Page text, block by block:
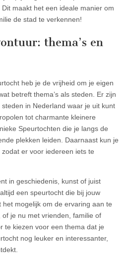
maakt het een ideale manier om
de stad te verkennen!
thema’s en
heb je de vrijheid om je eigen
betreft thema’s als steden. Er zijn
in Nederland waar je uit kunt
tot charmante kleinere
Speurtochten die je langs de
plekken leiden. Daarnaast kun je
zodat er voor iedereen iets te
in geschiedenis, kunst of juist
een speurtocht die bij jouw
mogelijk om de ervaring aan te
je nu met vrienden, familie of
te kiezen voor een thema dat je
nog leuker en interessanter,